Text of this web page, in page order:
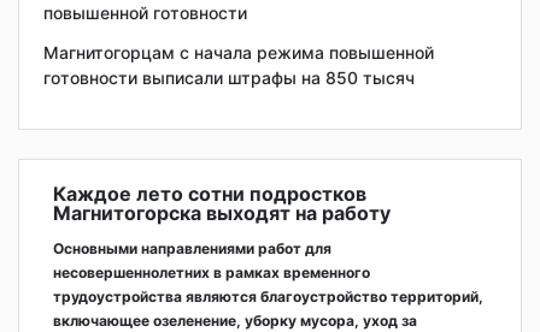
повышенной готовности
Магнитогорцам с начала режима повышенной
готовности выписали штрафы на 850 тысяч
Каждое лето сотни подростков
Магнитогорска выходят на работу
Основными направлениями работ для
несовершеннолетних в рамках временного
трудоустройства являются благоустройство территорий,
включающее озеленение, уборку мусора, уход за